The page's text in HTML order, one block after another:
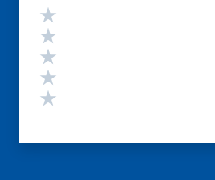
Valutazione